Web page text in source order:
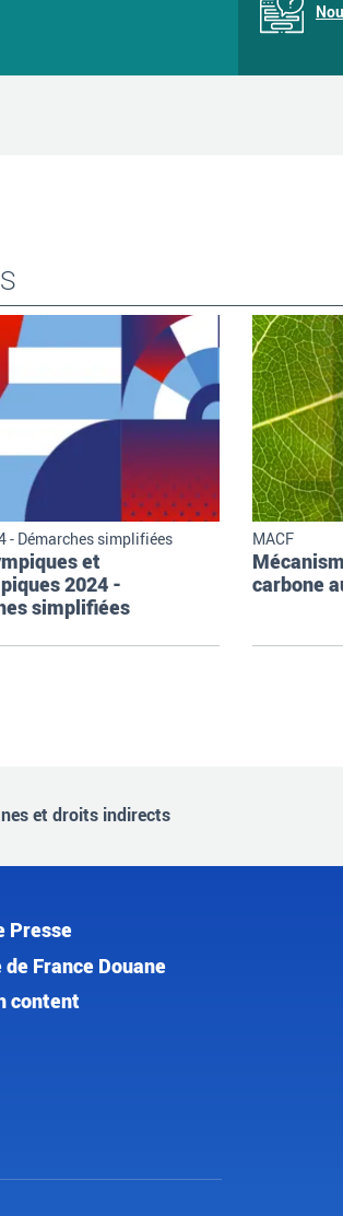
- Démarches simplifiées
et
2024 -
simplifiées
MACF
carbone
et droits indirects
Presse
de France Douane
content